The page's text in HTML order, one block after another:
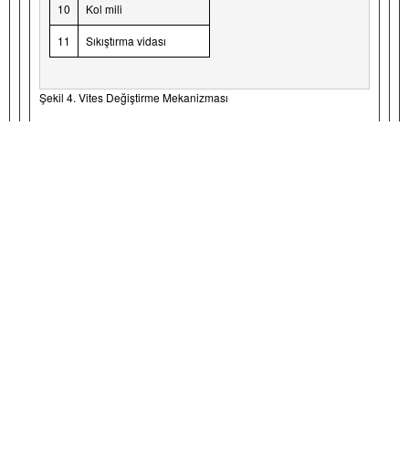
10 Kol mili
11 Sıkıştırma vidası
Şekil 4. Vites Değiştirme Mekanizması